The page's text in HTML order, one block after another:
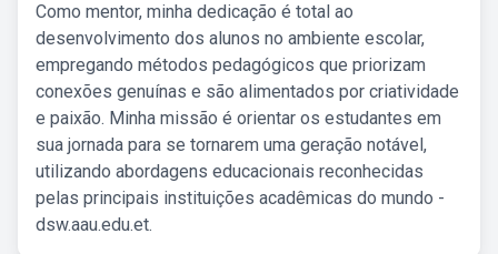
Como mentor, minha dedicação é total ao
desenvolvimento dos alunos no ambiente escolar,
empregando métodos pedagógicos que priorizam
conexões genuínas e são alimentados por criatividade
e paixão. Minha missão é orientar os estudantes em
sua jornada para se tornarem uma geração notável,
utilizando abordagens educacionais reconhecidas
pelas principais instituições acadêmicas do mundo -
dsw.aau.edu.et.